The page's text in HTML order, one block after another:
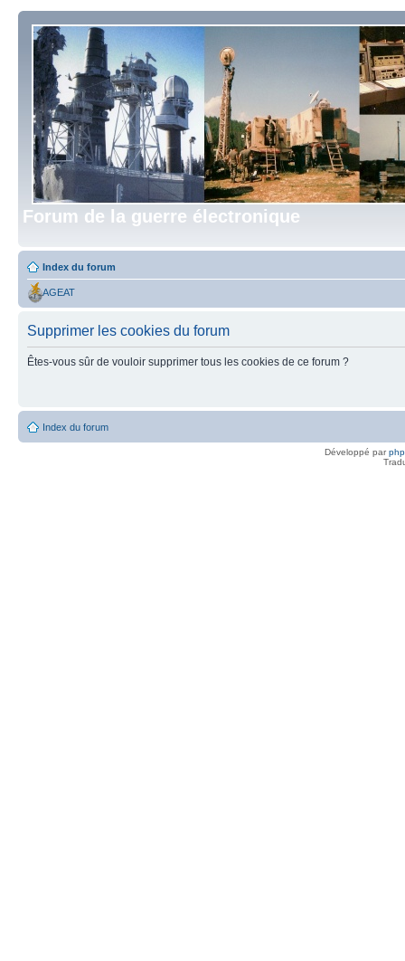
Forum de la guerre électronique
Index du forum
AGEAT
Supprimer les cookies du forum
Êtes-vous sûr de vouloir supprimer tous les cookies de ce forum ?
Index du forum
Développé par